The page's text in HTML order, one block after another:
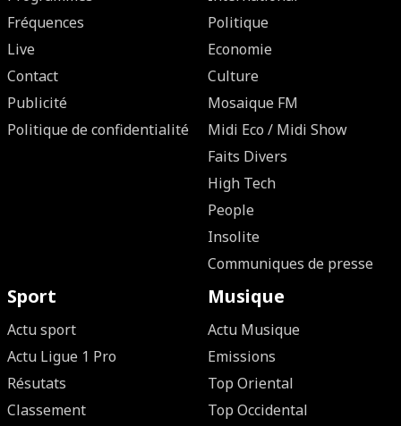
Fréquences
Live
Contact
Publicité
Politique de confidentialité
Politique
Economie
Culture
Mosaique FM
Midi Eco / Midi Show
Faits Divers
High Tech
People
Insolite
Communiques de presse
Sport
Actu sport
Actu Ligue 1 Pro
Résutats
Classement
Musique
Actu Musique
Emissions
Top Oriental
Top Occidental